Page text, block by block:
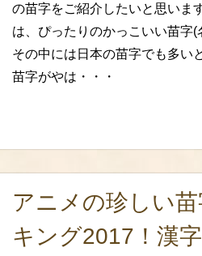
の苗字をご紹介したいと思いま
は、ぴったりのかっこいい苗字(
その中には日本の苗字でも多い
苗字がやは・・・
アニメの珍しい
キング2017！漢